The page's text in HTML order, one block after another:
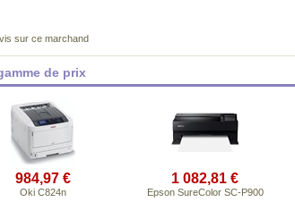
sur ce marchand
de prix
984,97 €
Oki C824n
1 082,81 €
Epson SureColor SC-P900